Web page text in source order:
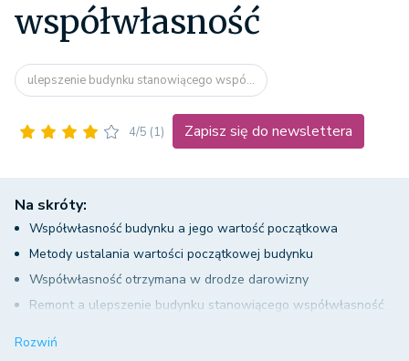
współwłasność
ulepszenie budynku stanowiącego wspó...
4/5 (1) Zapisz się do newslettera
Na skróty:
Współwłasność budynku a jego wartość początkowa
Metody ustalania wartości początkowej budynku
Współwłasność otrzymana w drodze darowizny
Remont a ulepszenie budynku stanowiącego współwłasność
Rozwiń